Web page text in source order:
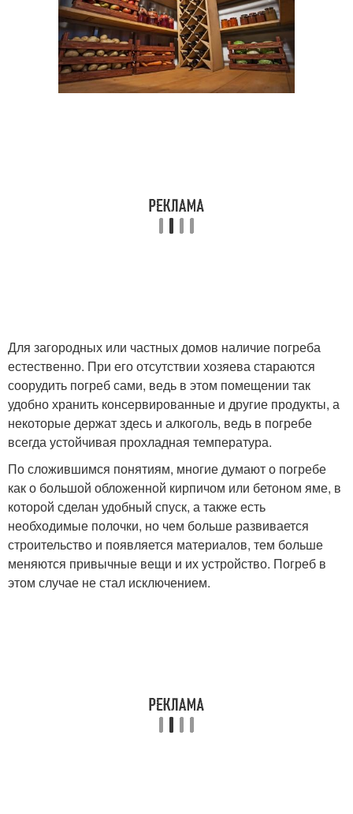
Для загородных или частных домов наличие погреба
естественно. При его отсутствии хозяева стараются
соорудить погреб сами, ведь в этом помещении так
удобно хранить консервированные и другие продукты, а
некоторые держат здесь и алкоголь, ведь в погребе
всегда устойчивая прохладная температура.
По сложившимся понятиям, многие думают о погребе
как о большой обложенной кирпичом или бетоном яме, в
которой сделан удобный спуск, а также есть
необходимые полочки, но чем больше развивается
строительство и появляется материалов, тем больше
меняются привычные вещи и их устройство. Погреб в
этом случае не стал исключением.